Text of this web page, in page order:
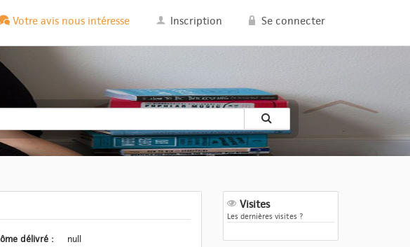
Votre avis nous intéresse Inscription Se connecter
Diplôme délivré :
null
Visites
Les dernières visites ?